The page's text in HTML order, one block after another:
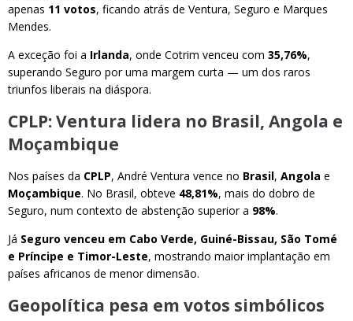
apenas 11 votos, ficando atrás de Ventura, Seguro e Marques
Mendes.
A exceção foi a Irlanda, onde Cotrim venceu com 35,76%,
superando Seguro por uma margem curta — um dos raros
triunfos liberais na diáspora.
CPLP: Ventura lidera no Brasil, Angola e
Moçambique
Nos países da CPLP, André Ventura vence no Brasil, Angola e
Moçambique. No Brasil, obteve 48,81%, mais do dobro de
Seguro, num contexto de abstenção superior a 98%.
Já Seguro venceu em Cabo Verde, Guiné-Bissau, São Tomé
e Príncipe e Timor-Leste, mostrando maior implantação em
países africanos de menor dimensão.
Geopolítica pesa em votos simbólicos